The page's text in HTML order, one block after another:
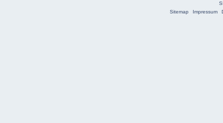
Sitemap
Impressum